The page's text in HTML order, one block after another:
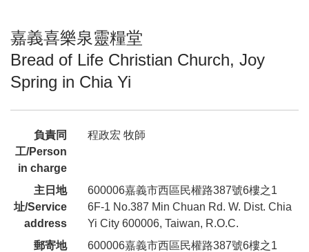
嘉義喜樂泉靈糧堂
Bread of Life Christian Church, Joy
Spring in Chia Yi
負責同
工/Person
in charge
程政宏 牧師
主日地
址/Service
address
600006嘉義市西區民權路387號6樓之1
6F-1 No.387 Min Chuan Rd. W. Dist. Chia
Yi City 600006, Taiwan, R.O.C.
郵寄地
600006嘉義市西區民權路387號6樓之1